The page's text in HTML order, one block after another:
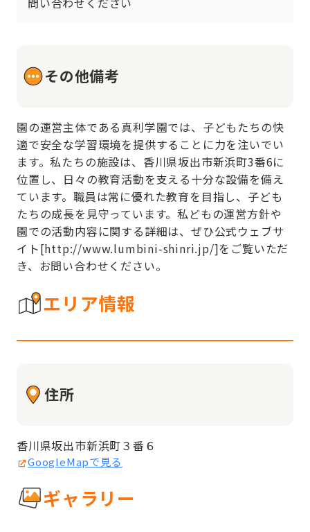
その他備考
園の運営主体である真利学園では、子どもたちの快
適で安全な学習環境を提供することに力を注いでい
ます。私たちの施設は、香川県坂出市新浜町3番6に
位置し、日々の教育活動を支える十分な設備を備え
ています。職員は常に優れた教育を目指し、子ども
たちの成長を見守っています。私どもの運営方針や
園での活動内容に関する詳細は、ぜひ公式ウェブサ
イト[http://www.lumbini-shinri.jp/]をご覧いただ
き、お問い合わせください。
エリア情報
住所
香川県坂出市新浜町３番６
GoogleMapで見る
ギャラリー